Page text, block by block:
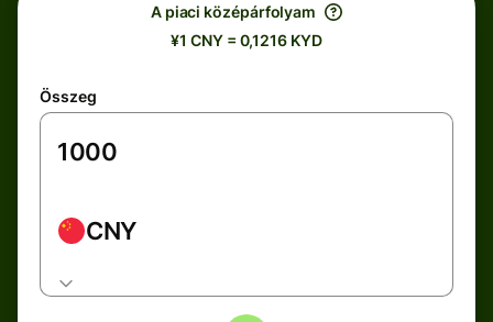
A piaci középárfolyam
¥1 CNY = 0,1216 KYD
Összeg
CNY